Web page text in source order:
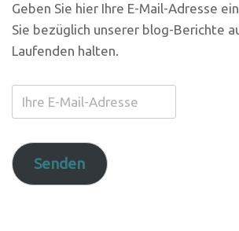
Geben Sie hier Ihre E-Mail-Adresse
Sie bezüglich unserer blog-Berichte
Laufenden halten.
Ihre
E-
AdresseSenden